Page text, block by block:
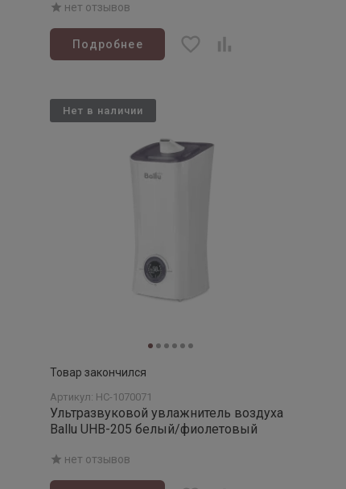
нет отзывов
Подробнее
Товар закончился
Артикул: НС-1070071
Ультразвуковой увлажнитель воздуха
Ballu UHB-205 белый/фиолетовый
нет отзывов
Нет в наличии